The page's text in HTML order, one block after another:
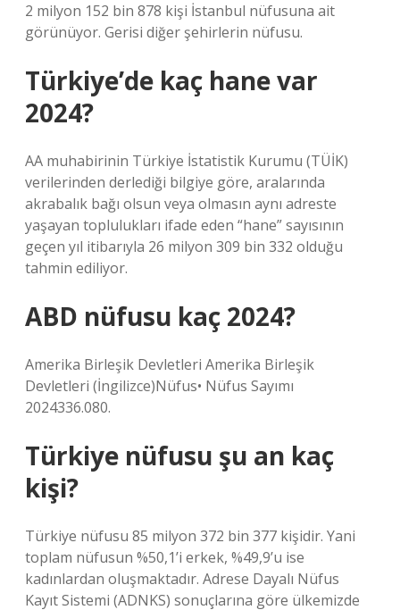
2 milyon 152 bin 878 kişi İstanbul nüfusuna ait
görünüyor. Gerisi diğer şehirlerin nüfusu.
Türkiye’de kaç hane var
2024?
AA muhabirinin Türkiye İstatistik Kurumu (TÜİK)
verilerinden derlediği bilgiye göre, aralarında
akrabalık bağı olsun veya olmasın aynı adreste
yaşayan toplulukları ifade eden “hane” sayısının
geçen yıl itibarıyla 26 milyon 309 bin 332 olduğu
tahmin ediliyor.
ABD nüfusu kaç 2024?
Amerika Birleşik Devletleri Amerika Birleşik
Devletleri (İngilizce)Nüfus• Nüfus Sayımı
2024336.080.
Türkiye nüfusu şu an kaç
kişi?
Türkiye nüfusu 85 milyon 372 bin 377 kişidir. Yani
toplam nüfusun %50,1’i erkek, %49,9’u ise
kadınlardan oluşmaktadır. Adrese Dayalı Nüfus
Kayıt Sistemi (ADNKS) sonuçlarına göre ülkemizde